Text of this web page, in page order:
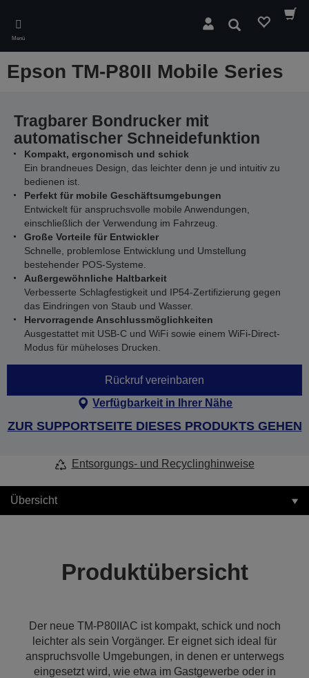
main
content
Menü
Suchen
Epson TM-P80II Mobile Series
Tragbarer Bondrucker mit
automatischer Schneidefunktion
Kompakt, ergonomisch und schick
Ein brandneues Design, das leichter denn je und intuitiv zu
bedienen ist.
Perfekt für mobile Geschäftsumgebungen
Entwickelt für anspruchsvolle mobile Anwendungen,
einschließlich der Verwendung im Fahrzeug.
Große Vorteile für Entwickler
Schnelle, problemlose Entwicklung und Umstellung
bestehender POS-Systeme.
Außergewöhnliche Haltbarkeit
Verbesserte Schlagfestigkeit und IP54-Zertifizierung gegen
das Eindringen von Staub und Wasser.
Hervorragende Anschlussmöglichkeiten
Ausgestattet mit USB-C und WiFi sowie einem WiFi-Direct-
Modus für müheloses Drucken.
Rückruf vereinbaren
Verfügbarkeit in Ihrer Nähe
ZUR SUPPORTSEITE DIESES PRODUKTS GEHEN
Entsorgungs- und Recyclinghinweise
Übersicht
Produktübersicht
Der neue TM-P80IIAC ist kompakt, schick und noch
leichter als sein Vorgänger. Er eignet sich ideal für
anspruchsvolle Umgebungen, in denen er unterwegs
eingesetzt wird, wie etwa im Gastgewerbe oder in